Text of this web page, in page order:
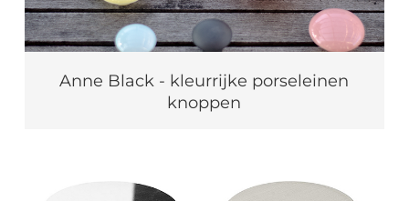
Anne Black - kleurrijke porseleinen
knoppen